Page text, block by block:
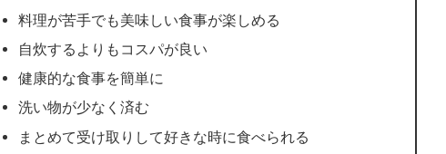
料理が苦手でも美味しい食事が楽しめる
自炊するよりもコスパが良い
健康的な食事を簡単に
洗い物が少なく済む
まとめて受け取りして好きな時に食べられる